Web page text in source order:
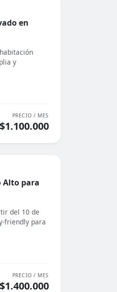
en
y
PRECIO / MES
$1.100.000
Alto para
del 10 de
friendly para
PRECIO / MES
$1.400.000